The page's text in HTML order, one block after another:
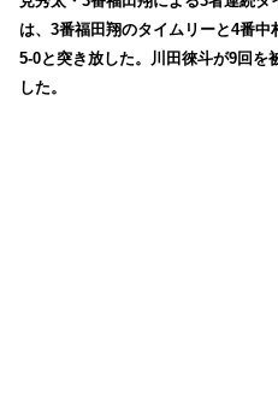
は、3番福田翔のタイムリーと4番中
5-0と突き放した。川田徠斗が9回を
した。